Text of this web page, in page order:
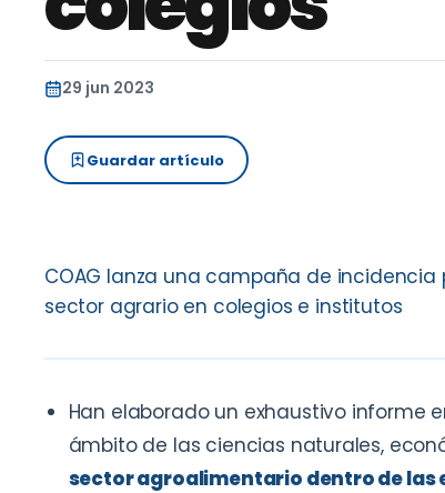
29 jun 2023
Guardar artículo
COAG lanza una campaña de
sector agrario en colegios e institutos
Han elaborado un exhaustivo informe
ámbito de las ciencias naturales,
sector agroalimentario dentro de las